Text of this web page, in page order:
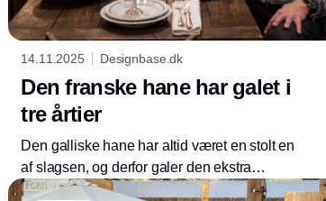
14.11.2025 Designbase.dk
Den franske hane har galet i
tre årtier
Den galliske hane har altid været en stolt en
af slagsen, og derfor galer den ekstra
klangfuldt i anledning af, at brandet Fil de Fer
Annonce